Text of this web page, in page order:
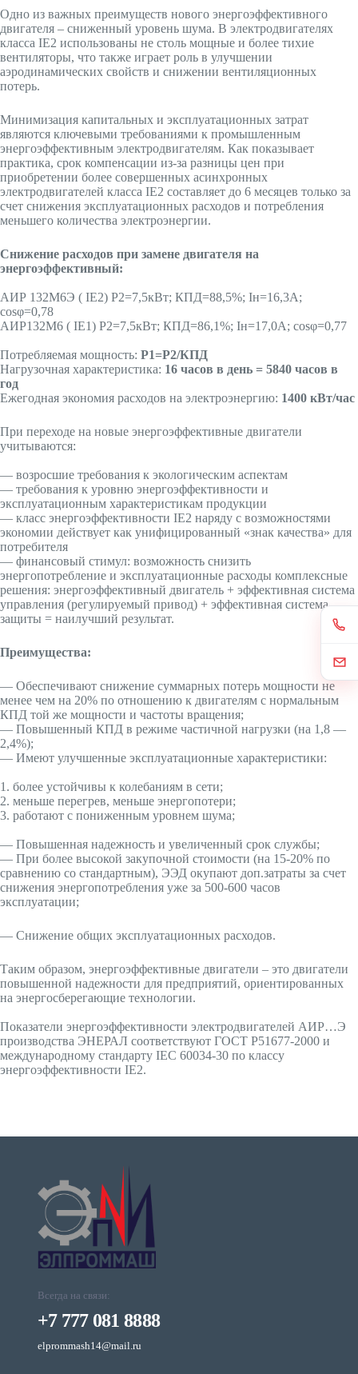
Одно из важных преимуществ нового энергоэффективного
двигателя – сниженный уровень шума. В электродвигателях
класса IE2 использованы не столь мощные и более тихие
вентиляторы, что также играет роль в улучшении
аэродинамических свойств и снижении вентиляционных
потерь.
Минимизация капитальных и эксплуатационных затрат
являются ключевыми требованиями к промышленным
энергоэффективным электродвигателям. Как показывает
практика, срок компенсации из-за разницы цен при
приобретении более совершенных асинхронных
электродвигателей класса IE2 составляет до 6 месяцев только за
счет снижения эксплуатационных расходов и потребления
меньшего количества электроэнергии.
Снижение расходов при замене двигателя на
энергоэффективный:
АИР 132М6Э ( IE2) Р2=7,5кВт; КПД=88,5%; Iн=16,3А;
cosφ=0,78
АИР132М6 ( IE1) Р2=7,5кВт; КПД=86,1%; Iн=17,0А; cosφ=0,77
Потребляемая мощность: P1=Р2/КПД
Нагрузочная характеристика: 16 часов в день = 5840 часов в
год
Ежегодная экономия расходов на электроэнергию: 1400 кВт/час
При переходе на новые энергоэффективные двигатели
учитываются:
— возросшие требования к экологическим аспектам
— требования к уровню энергоэффективности и
эксплуатационным характеристикам продукции
— класс энергоэффективности IE2 наряду с возможностями
экономии действует как унифицированный «знак качества» для
потребителя
— финансовый стимул: возможность снизить
энергопотребление и эксплуатационные расходы комплексные
решения: энергоэффективный двигатель + эффективная система
управления (регулируемый привод) + эффективная система
защиты = наилучший результат.
Преимущества:
— Обеспечивают снижение суммарных потерь мощности не
менее чем на 20% по отношению к двигателям с нормальным
КПД той же мощности и частоты вращения;
— Повышенный КПД в режиме частичной нагрузки (на 1,8 —
2,4%);
— Имеют улучшенные эксплуатационные характеристики:
1. более устойчивы к колебаниям в сети;
2. меньше перегрев, меньше энергопотери;
3. работают с пониженным уровнем шума;
— Повышенная надежность и увеличенный срок службы;
— При более высокой закупочной стоимости (на 15-20% по
сравнению со стандартным), ЭЭД окупают доп.затраты за счет
снижения энергопотребления уже за 500-600 часов
эксплуатации;
— Снижение общих эксплуатационных расходов.
Таким образом, энергоэффективные двигатели – это двигатели
повышенной надежности для предприятий, ориентированных
на энергосберегающие технологии.
Показатели энергоэффективности электродвигателей АИР…Э
производства ЭНЕРАЛ соответствуют ГОСТ Р51677-2000 и
международному стандарту IEC 60034-30 по классу
энергоэффективности IE2.
Всегда на связи:
+7 777 081 8888
elprommash14@mail.ru